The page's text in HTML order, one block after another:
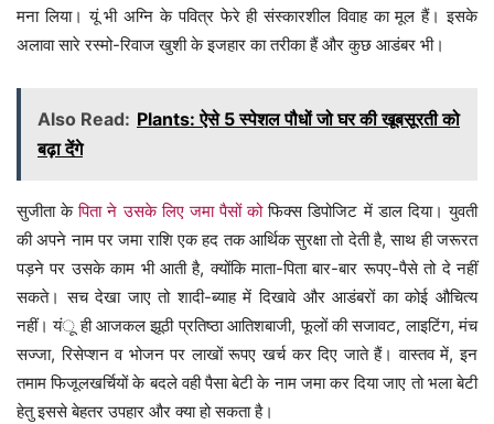
मना लिया। यूं भी अग्नि के पवित्र फेरे ही संस्कारशील विवाह का मूल हैं। इसके
अलावा सारे रस्मो-रिवाज खुशी के इजहार का तरीका हैं और कुछ आडंबर भी।
Also Read: Plants: ऐसे 5 स्पेशल पौधों जो घर की खूबसूरती को
बढ़ा देंगे
सुजीता केपिता ने उसके लिए जमा पैसों कोफिक्स डिपोजिट में डाल दिया। युवती
की अपने नाम पर जमा राशि एक हद तक आर्थिक सुरक्षा तो देती है, साथ ही जरूरत
पड़ने पर उसके काम भी आती है, क्योंकि माता-पिता बार-बार रूपए-पैसे तो दे नहीं
सकते। सच देखा जाए तो शादी-ब्याह में दिखावे और आडंबरों का कोई औचित्य
नहीं। यंू ही आजकल झूठी प्रतिष्ठा आतिशबाजी, फूलों की सजावट, लाइटिंग, मंच
सज्जा, रिसेप्शन व भोजन पर लाखों रूपए खर्च कर दिए जाते हैं। वास्तव में, इन
तमाम फिजूलखर्चियों के बदले वही पैसा बेटी के नाम जमा कर दिया जाए तो भला बेटी
हेतु इससे बेहतर उपहार और क्या हो सकता है।